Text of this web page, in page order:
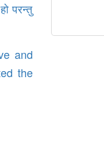
परन्तु
and
the